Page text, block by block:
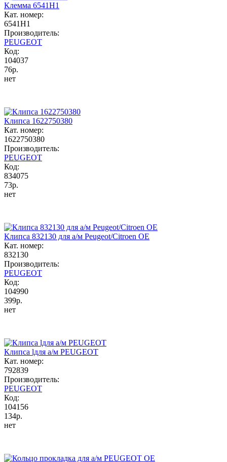
Клемма 6541H1
Кат. номер:
6541H1
Производитель:
PEUGEOT
Код:
104037
76р.
нет
Клипса 1622750380
Кат. номер:
1622750380
Производитель:
PEUGEOT
Код:
834075
73р.
нет
Клипса 832130 для а/м Peugeot/Citroen OE
Кат. номер:
832130
Производитель:
PEUGEOT
Код:
104990
399р.
нет
Клипса lдля а/м PEUGEOT
Кат. номер:
792839
Производитель:
PEUGEOT
Код:
104156
134р.
нет